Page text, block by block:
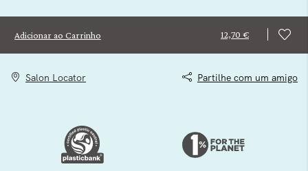
Adicionar ao Carrinho 12,70 €
Salon Locator Partilhe com um amigo